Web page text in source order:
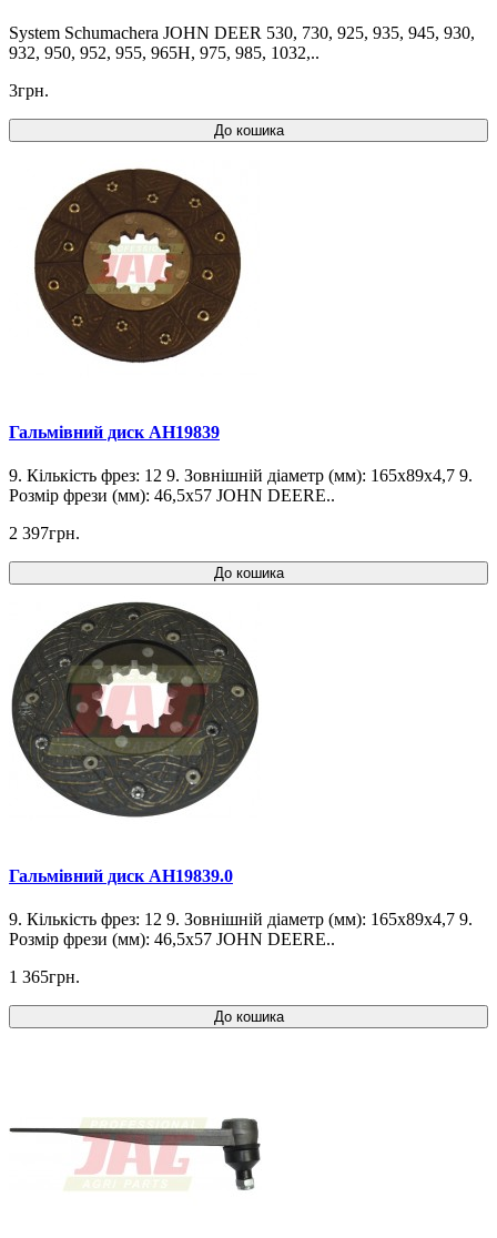
System Schumachera JOHN DEER 530, 730, 925, 935, 945, 930,
932, 950, 952, 955, 965H, 975, 985, 1032,..
3грн.
До кошика
Гальмівний диск AH19839
9. Кількість фрез: 12 9. Зовнішній діаметр (мм): 165x89x4,7 9.
Розмір фрези (мм): 46,5x57 JOHN DEERE..
2 397грн.
До кошика
Гальмівний диск AH19839.0
9. Кількість фрез: 12 9. Зовнішній діаметр (мм): 165x89x4,7 9.
Розмір фрези (мм): 46,5x57 JOHN DEERE..
1 365грн.
До кошика